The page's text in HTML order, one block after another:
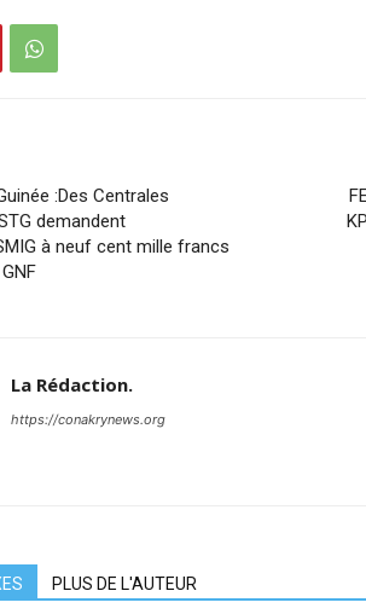
:Des Centrales
demandent
à neuf cent mille francs
La Rédaction.
https://conakrynews.org
PLUS DE L'AUTEUR